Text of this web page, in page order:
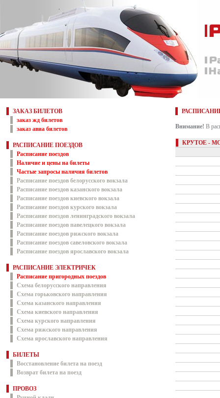
ЗАКАЗ БИЛЕТОВ
заказ жд билетов
заказ авиа билетов
РАСПИСАНИЕ ПОЕЗДОВ
Расписание поездов
Наличие и цены на билеты
Частые запросы наличия билетов
Расписание поездов белорусского вокзала
Расписание поездов казанского вокзала
Расписание поездов киевского вокзала
Расписание поездов курского вокзала
Расписание поездов ленинградского вокзала
Расписание поездов павелецкого вокзала
Расписание поездов рижского вокзала
Расписание поездов савеловского вокзала
Расписание поездов ярославского вокзала
РАСПИСАНИЕ ЭЛЕКТРИЧЕК
Расписание пригородных поездов
Схема белорусского направления
Схема горьковского направления
Схема казанского направления
Схема киевского направления
Схема курского направления
Схема рижского направления
Схема ярославского направления
БИЛЕТЫ
Восстановление билета на поезд
Возврат билета на поезд
ПРОВОЗ
Внимание! В
КРУТОЕ -